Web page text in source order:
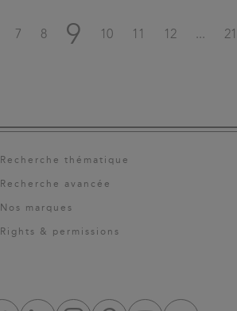
7 8 9 10 11 12 ... 21
Recherche thématique
Recherche avancée
Nos marques
Rights & permissions